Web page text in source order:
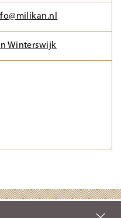
Winterswijk